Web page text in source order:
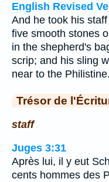
English Revised
And he took his
five smooth stones
in the shepherd's
scrip; and his sling
near to the Philistine.
Trésor de
staff
Juges 3:31
Après lui, il y eut
cents hommes des